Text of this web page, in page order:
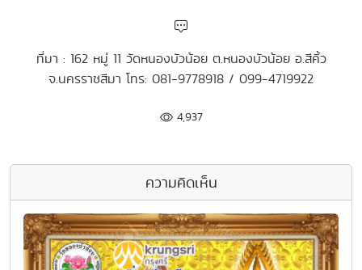
ที่มา : 162 หมู่ 11 วัดหนองบัวน้อย ต.หนองบัวน้อย อ.สีคิ้ว
จ.นครราชสีมา โทร: 081-9778918 / 099-4719922
4,937
ความคิดเห็น